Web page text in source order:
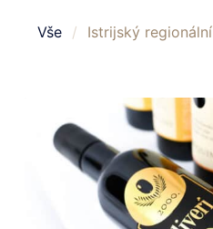
Vše / Istrijský regionální